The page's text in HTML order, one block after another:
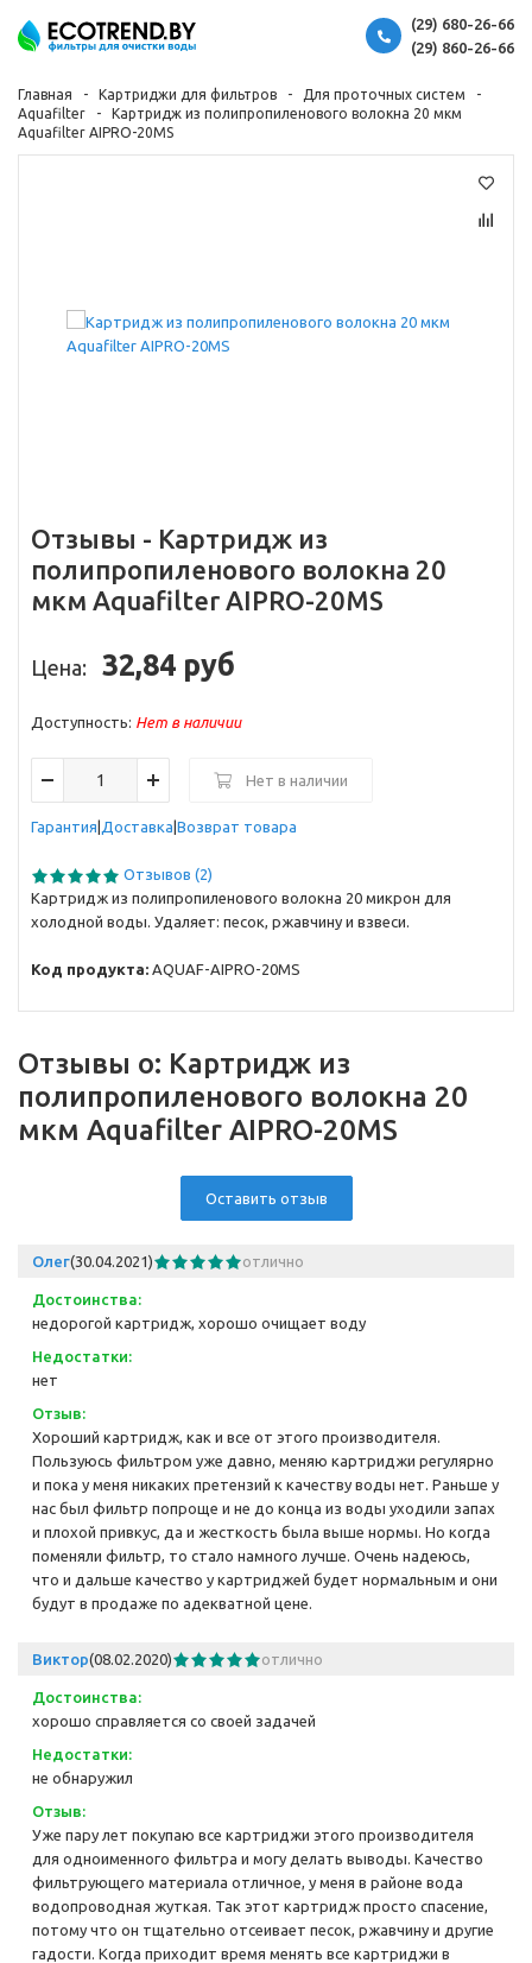
(29) 680-26-66
(29) 860-26-66
Главная Картриджи для фильтров
Для проточных систем
Aquafilter
Картридж из полипропиленового волокна 20 мкм
Aquafilter AIPRO-20MS
Отзывы - Картридж из
полипропиленового волокна 20
мкм Aquafilter AIPRO-20MS
Цена: 32,84 руб
Доступность: Нет в наличии
Нет в наличии
Гарантия Доставка Возврат товара
Отзывов (2)
Картридж из полипропиленового волокна 20 микрон для
холодной воды. Удаляет: песок, ржавчину и взвеси.
Код продукта: AQUAF-AIPRO-20MS
Отзывы о: Картридж из
полипропиленового волокна 20
мкм Aquafilter AIPRO-20MS
Оставить отзыв
Олег(30.04.2021) отлично
Достоинства:
недорогой картридж, хорошо очищает воду
Недостатки:
нет
Отзыв:
Хороший картридж, как и все от этого производителя.
Пользуюсь фильтром уже давно, меняю картриджи регулярно
и пока у меня никаких претензий к качеству воды нет. Раньше у
нас был фильтр попроще и не до конца из воды уходили запах
и плохой привкус, да и жесткость была выше нормы. Но когда
поменяли фильтр, то стало намного лучше. Очень надеюсь,
что и дальше качество у картриджей будет нормальным и они
будут в продаже по адекватной цене.
Виктор(08.02.2020) отлично
Достоинства:
хорошо справляется со своей задачей
Недостатки:
не обнаружил
Отзыв:
Уже пару лет покупаю все картриджи этого производителя
для одноименного фильтра и могу делать выводы. Качество
фильтрующего материала отличное, у меня в районе вода
водопроводная жуткая. Так этот картридж просто спасение,
потому что он тщательно отсеивает песок, ржавчину и другие
гадости. Когда приходит время менять все картриджи в